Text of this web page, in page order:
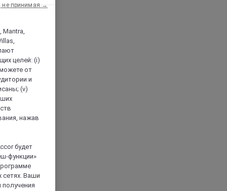
Mantra,
целей: (i)
от
и
(v)
нажав
будет
функции»
сетях. Ваши
не принимая →